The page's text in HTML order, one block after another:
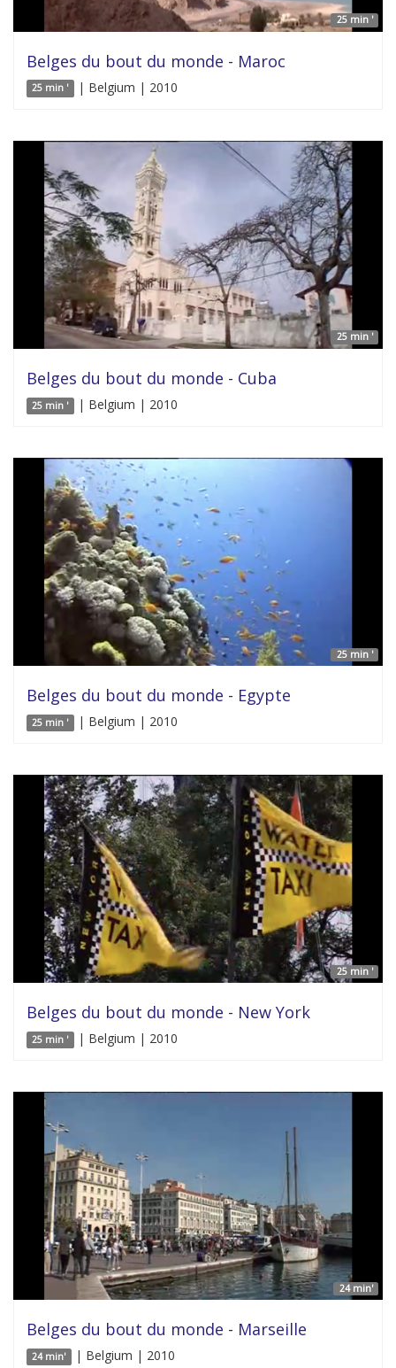
25 min '
Belges du bout du monde - Maroc
25 min ' | Belgium | 2010
25 min '
Belges du bout du monde - Cuba
25 min ' | Belgium | 2010
25 min '
Belges du bout du monde - Egypte
25 min ' | Belgium | 2010
25 min '
Belges du bout du monde - New York
25 min ' | Belgium | 2010
24 min'
Belges du bout du monde - Marseille
24 min' | Belgium | 2010